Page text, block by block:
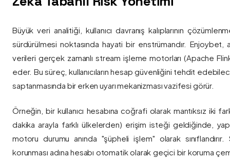
Büyük veri analitiği, kullanıcı davranış kalıplarının
sürdürülmesi noktasında hayati bir enstrümandır. Enjoybet,
verileri gerçek zamanlı stream işleme motorları (Apache Flink
eder. Bu süreç, kullanıcıların hesap güvenliğini tehdit
saptanmasında bir erken uyarı mekanizması vazifesi görür.
Örneğin, bir kullanıcı hesabına coğrafi olarak mantıksız iki
dakika arayla farklı ülkelerden) erişim isteği geldiğinde,
motoru durumu anında "şüpheli işlem" olarak sınıflandırır.
korunması adına hesabı otomatik olarak geçici bir koruma